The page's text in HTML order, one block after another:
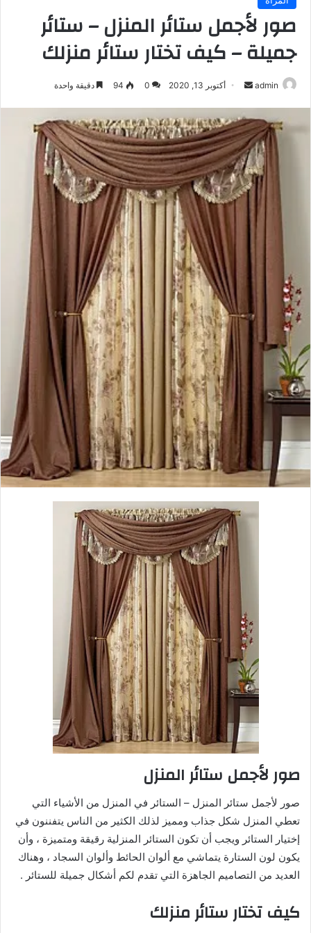
صور لأجمل ستائر المنزل – ستائر
جميلة – كيف تختار ستائر منزلك
admin
أرسل
إلكترونيا
أكتوبر 13, 2020 0
94 دقيقة واحدة
صور لأجمل ستائر المنزل
صور لأجمل ستائر المنزل – الستائر في المنزل من الأشياء التي
تعطي المنزل شكل جذاب ومميز لذلك الكثير من الناس يتفننون في
إختيار الستائر ويجب أن تكون الستائر المنزلية رقيقة ومتميزة ، وأن
يكون لون الستارة يتماشي مع ألوان الحائط وألوان السجاد ، وهناك
العديد من التصاميم الجاهزة التي تقدم لكم أشكال جميلة للستائر .
كيف تختار ستائر منزلك